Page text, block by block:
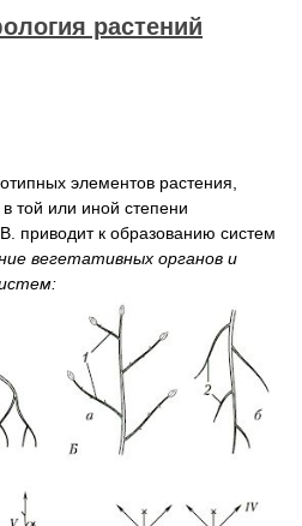
растений
элементов растения,
той или иной степени
приводит к образованию систем
вегетативных органов и